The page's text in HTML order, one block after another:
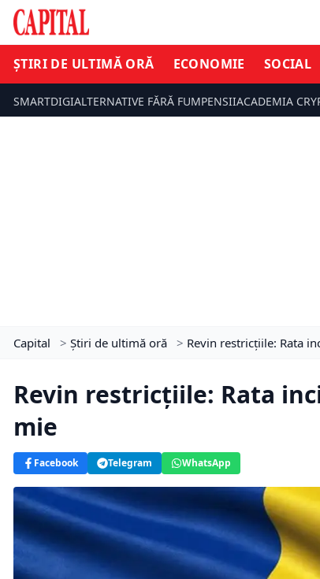
ȘTIRI DE ULTIMĂ ORĂ ECONOMIE SOCIAL
SMARTDIGIALTERNATIVE FĂRĂ FUMPENSIIACADEMIA
Capital > Știri de ultimă oră > Revin restricțiile: Rata
Revin restricțiile: Rata
mie
Facebook Telegram WhatsApp